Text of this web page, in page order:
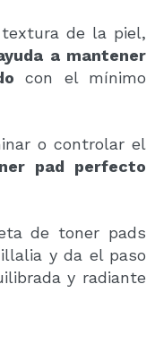
de la piel,
a mantener
con el mínimo
o controlar el
pad perfecto
de toner pads
y da el paso
y radiante